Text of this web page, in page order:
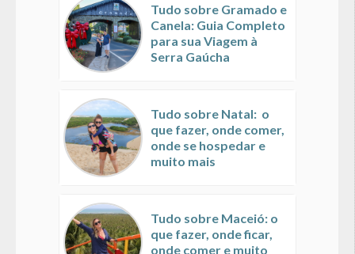
Tudo sobre Gramado e
Canela: Guia Completo
para sua Viagem à
Serra Gaúcha
Tudo sobre Natal: o
que fazer, onde comer,
onde se hospedar e
muito mais
Tudo sobre Maceió: o
que fazer, onde ficar,
onde comer e muito